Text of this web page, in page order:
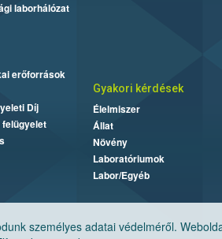
személyes adatai védelméről.
laborhálózat
erőforrások
Díj
Gyakori kérdések
Élelmiszer
Állat
Növény
Laboratóriumok
Labor/Egyéb